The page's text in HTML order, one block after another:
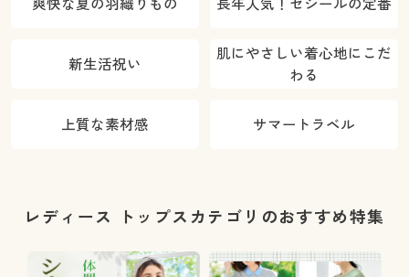
新生活祝い
肌にやさしい着心地にこだ
わる
上質な素材感 サマートラベル
レディース トップスカテゴリのおすすめ特集